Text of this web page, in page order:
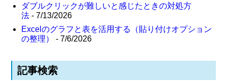
ダブルクリックが難しいと感じたときの対処方
法 - 7/13/2026
Excelのグラフと表を活用する（貼り付けオプション
の整理）
- 7/6/2026
記事検索